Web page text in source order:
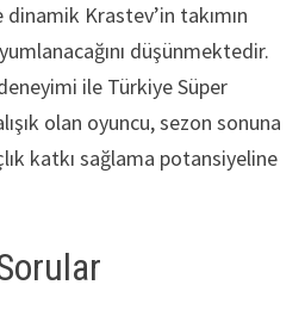
Krastev’in takımın
düşünmektedir.
ile Türkiye Süper
olan oyuncu, sezon sonuna
katkı sağlama potansiyeline